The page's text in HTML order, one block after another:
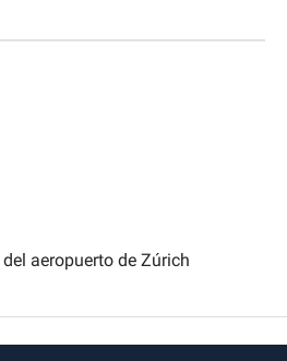
aeropuerto de Zúrich